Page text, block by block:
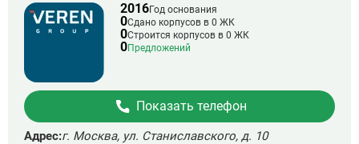
2016Год основания
0Сдано корпусов в 0 ЖК
0Строится корпусов в 0 ЖК
0Предложений
Показать телефон
Адрес:г. Москва, ул. Станиславского, д. 10